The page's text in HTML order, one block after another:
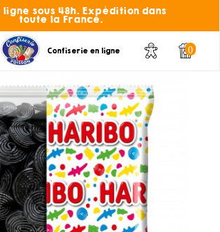
ligne sous 48h. Expédition dans
toute la France.
Confiserie en ligne 0